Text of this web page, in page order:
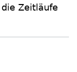
Zeitläufe